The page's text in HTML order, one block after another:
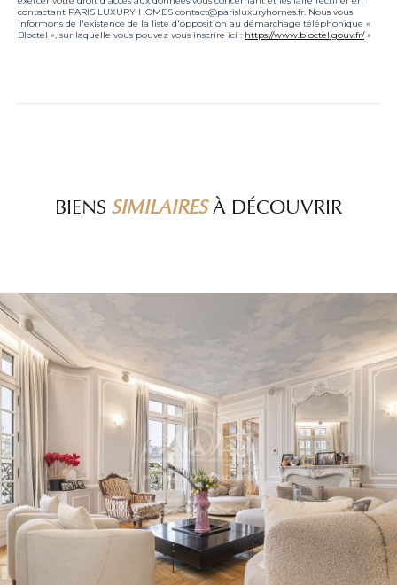
contactant PARIS LUXURY HOMES contact@parisluxuryhomes.fr. Nous vous
informons de l'existence de la liste d'opposition au démarchage téléphonique «
Bloctel », sur laquelle vous pouvez vous inscrire ici : https://www.bloctel.gouv.fr/»
BIENS SIMILAIRESÀ DÉCOUVRIR